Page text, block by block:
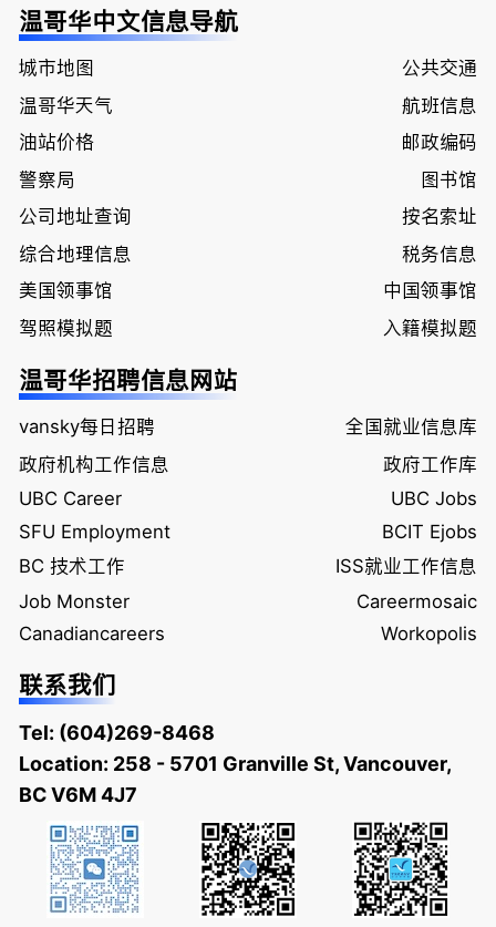
温哥华中文信息导航
城市地图
公共交通
温哥华天气
航班信息
油站价格
邮政编码
警察局
图书馆
公司地址查询
按名索址
综合地理信息
税务信息
美国领事馆
中国领事馆
驾照模拟题
入籍模拟题
温哥华招聘信息网站
vansky每日招聘
全国就业信息库
政府机构工作信息
政府工作库
UBC Career
UBC Jobs
SFU Employment
BCIT Ejobs
BC 技术工作
ISS就业工作信息
Job Monster
Careermosaic
Canadiancareers
Workopolis
联系我们
Tel: (604)269-8468
Location: 258 - 5701 Granville St, Vancouver,
BC V6M 4J7